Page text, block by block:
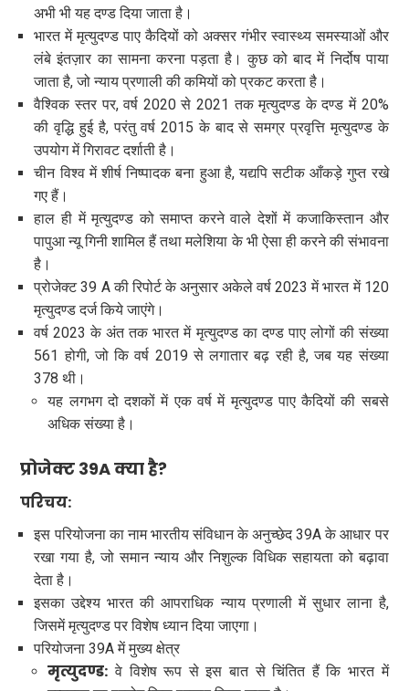
अभी भी यह दण्ड दिया जाता है।
भारत में मृत्युदण्ड पाए कैदियों को अक्सर गंभीर स्वास्थ्य समस्याओं और
लंबे इंतज़ार का सामना करना पड़ता है। कुछ को बाद में निर्दोष पाया
जाता है, जो न्याय प्रणाली की कमियों को प्रकट करता है।
वैश्विक स्तर पर, वर्ष 2020 से 2021 तक मृत्युदण्ड के दण्ड में 20%
की वृद्धि हुई है, परंतु वर्ष 2015 के बाद से समग्र प्रवृत्ति मृत्युदण्ड के
उपयोग में गिरावट दर्शाती है।
चीन विश्व में शीर्ष निष्पादक बना हुआ है, यद्यपि सटीक आँकड़े गुप्त रखे
गए हैं।
हाल ही में मृत्युदण्ड को समाप्त करने वाले देशों में कजाकिस्तान और
पापुआ न्यू गिनी शामिल हैं तथा मलेशिया के भी ऐसा ही करने की संभावना
है।
प्रोजेक्ट 39 A की रिपोर्ट के अनुसार अकेले वर्ष 2023 में भारत में 120
मृत्युदण्ड दर्ज किये जाएंगे।
वर्ष 2023 के अंत तक भारत में मृत्युदण्ड का दण्ड पाए लोगों की संख्या
561 होगी, जो कि वर्ष 2019 से लगातार बढ़ रही है, जब यह संख्या
378 थी।
यह लगभग दो दशकों में एक वर्ष में मृत्युदण्ड पाए कैदियों की सबसे
अधिक संख्या है।
प्रोजेक्ट 39A क्या है?
परिचय:
इस परियोजना का नाम भारतीय संविधान के अनुच्छेद 39A के आधार पर
रखा गया है, जो समान न्याय और निशुल्क विधिक सहायता को बढ़ावा
देता है।
इसका उद्देश्य भारत की आपराधिक न्याय प्रणाली में सुधार लाना है,
जिसमें मृत्युदण्ड पर विशेष ध्यान दिया जाएगा।
परियोजना 39A में मुख्य क्षेत्र
मृत्युदण्ड: वे विशेष रूप से इस बात से चिंतित हैं कि भारत में